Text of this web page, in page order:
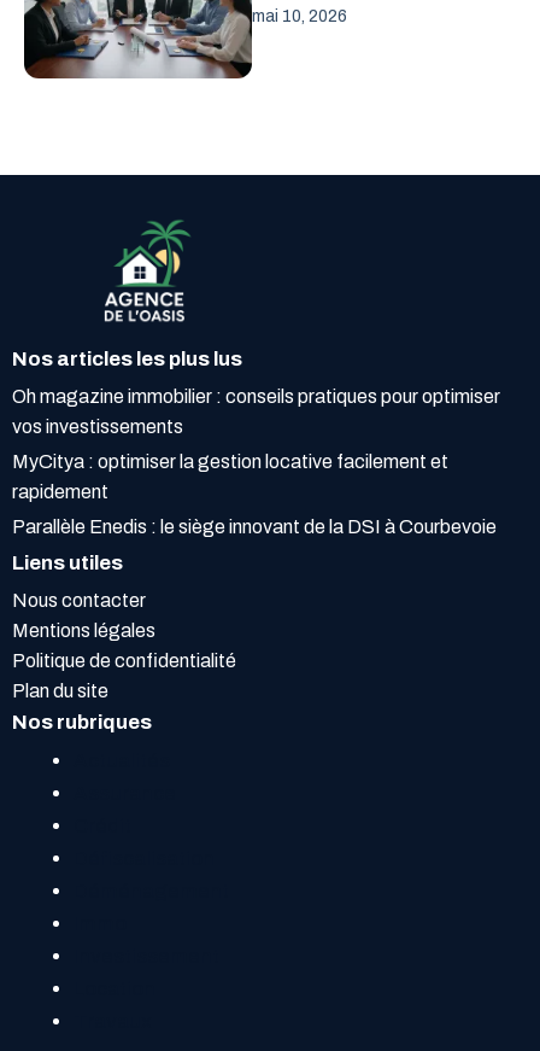
mai 10, 2026
Nos articles les plus lus
Oh magazine immobilier : conseils pratiques pour optimiser
vos investissements
MyCitya : optimiser la gestion locative facilement et
rapidement
Parallèle Enedis : le siège innovant de la DSI à Courbevoie
Liens utiles
Nous contacter
Mentions légales
Politique de confidentialité
Plan du site
Nos rubriques